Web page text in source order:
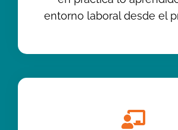
entorno laboral desde el